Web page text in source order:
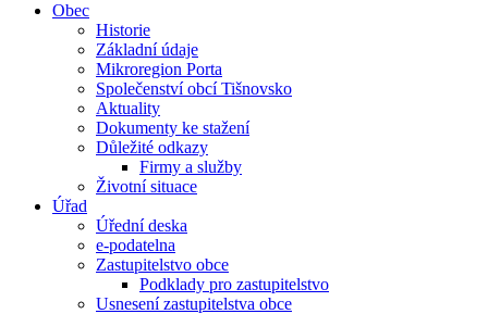
Obec
Historie
Základní údaje
Mikroregion Porta
Společenství obcí Tišnovsko
Aktuality
Dokumenty ke stažení
Důležité odkazy
Firmy a služby
Životní situace
Úřad
Úřední deska
e-podatelna
Zastupitelstvo obce
Podklady pro zastupitelstvo
Usnesení zastupitelstva obce